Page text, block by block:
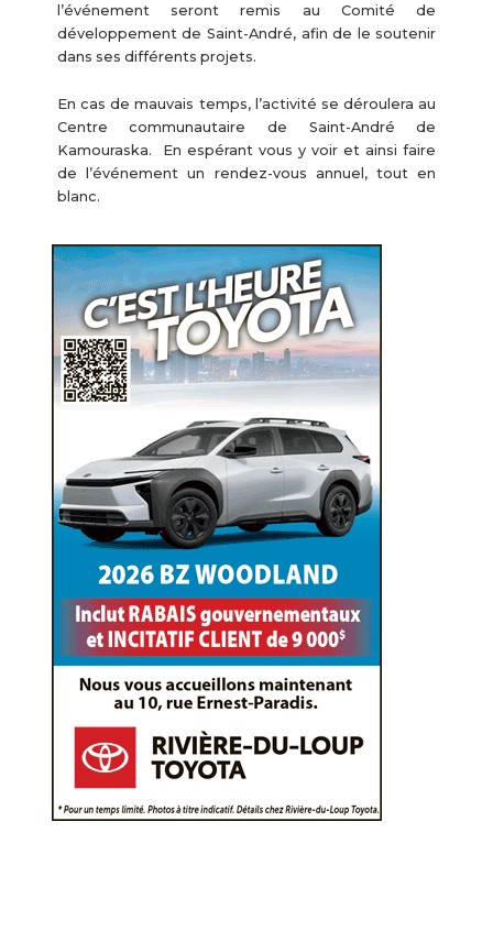
l’événement seront remis au Comité de
développement de Saint-André, afin de le soutenir
dans ses différents projets.
En cas de mauvais temps, l’activité se déroulera au
Centre communautaire de Saint-André de
Kamouraska. En espérant vous y voir et ainsi faire
de l’événement un rendez-vous annuel, tout en
blanc.